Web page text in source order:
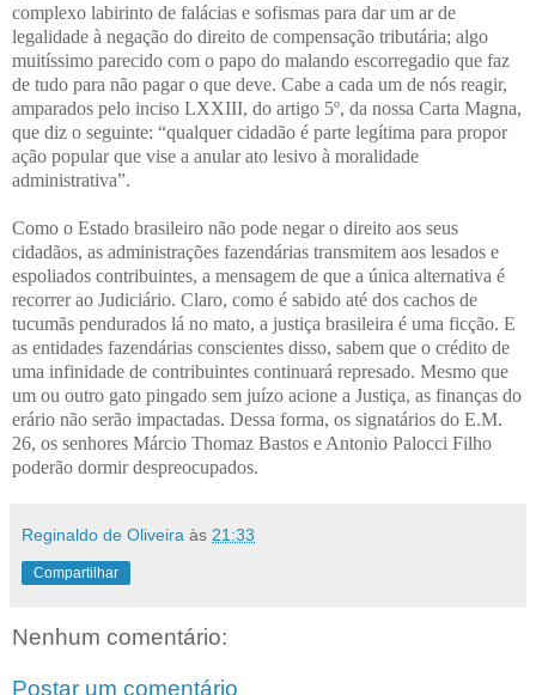
complexo labirinto de falácias e sofismas para dar um ar de
legalidade à negação do direito de compensação tributária; algo
muitíssimo parecido com o papo do malando escorregadio que faz
de tudo para não pagar o que deve. Cabe a cada um de nós reagir,
amparados pelo inciso LXXIII, do artigo 5º, da nossa Carta Magna,
que diz o seguinte: “qualquer cidadão é parte legítima para propor
ação popular que vise a anular ato lesivo à moralidade
administrativa”.
Como o Estado brasileiro não pode negar o direito aos seus
cidadãos, as administrações fazendárias transmitem aos lesados e
espoliados contribuintes, a mensagem de que a única alternativa é
recorrer ao Judiciário. Claro, como é sabido até dos cachos de
tucumãs pendurados lá no mato, a justiça brasileira é uma ficção. E
as entidades fazendárias conscientes disso, sabem que o crédito de
uma infinidade de contribuintes continuará represado. Mesmo que
um ou outro gato pingado sem juízo acione a Justiça, as finanças do
erário não serão impactadas. Dessa forma, os signatários do E.M.
26, os senhores Márcio Thomaz Bastos e Antonio Palocci Filho
poderão dormir despreocupados.
Reginaldo de Oliveira às 21:33
Compartilhar
Nenhum comentário:
Postar um comentário